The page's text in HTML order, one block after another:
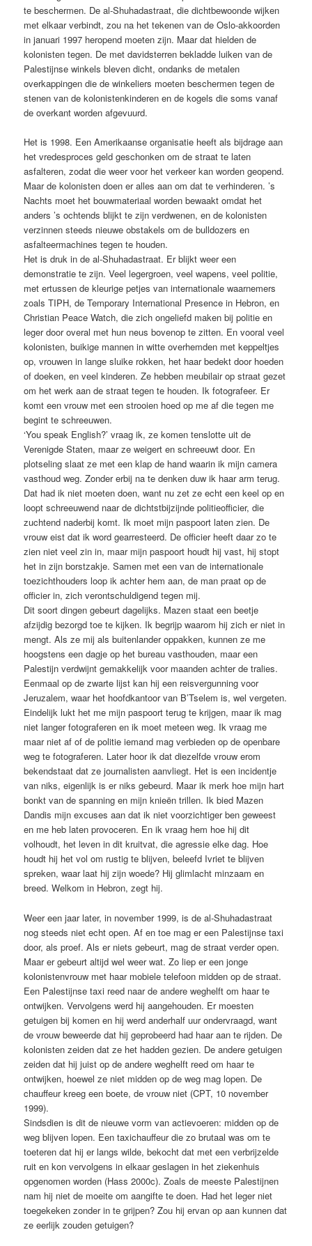
te beschermen. De al-Shuhadastraat, die dichtbewoonde wijken
met elkaar verbindt, zou na het tekenen van de Oslo-akkoorden
in januari 1997 heropend moeten zijn. Maar dat hielden de
kolonisten tegen. De met davidsterren bekladde luiken van de
Palestijnse winkels bleven dicht, ondanks de metalen
overkappingen die de winkeliers moeten beschermen tegen de
stenen van de kolonistenkinderen en de kogels die soms vanaf
de overkant worden afgevuurd.
Het is 1998. Een Amerikaanse organisatie heeft als bijdrage aan
het vredesproces geld geschonken om de straat te laten
asfalteren, zodat die weer voor het verkeer kan worden geopend.
Maar de kolonisten doen er alles aan om dat te verhinderen. ’s
Nachts moet het bouwmateriaal worden bewaakt omdat het
anders ’s ochtends blijkt te zijn verdwenen, en de kolonisten
verzinnen steeds nieuwe obstakels om de bulldozers en
asfalteermachines tegen te houden.
Het is druk in de al-Shuhadastraat. Er blijkt weer een
demonstratie te zijn. Veel legergroen, veel wapens, veel politie,
met ertussen de kleurige petjes van internationale waarnemers
zoals TIPH, de Temporary International Presence in Hebron, en
Christian Peace Watch, die zich ongeliefd maken bij politie en
leger door overal met hun neus bovenop te zitten. En vooral veel
kolonisten, buikige mannen in witte overhemden met keppeltjes
op, vrouwen in lange sluike rokken, het haar bedekt door hoeden
of doeken, en veel kinderen. Ze hebben meubilair op straat gezet
om het werk aan de straat tegen te houden. Ik fotografeer. Er
komt een vrouw met een strooien hoed op me af die tegen me
begint te schreeuwen.
‘You speak English?’ vraag ik, ze komen tenslotte uit de
Verenigde Staten, maar ze weigert en schreeuwt door. En
plotseling slaat ze met een klap de hand waarin ik mijn camera
vasthoud weg. Zonder erbij na te denken duw ik haar arm terug.
Dat had ik niet moeten doen, want nu zet ze echt een keel op en
loopt schreeuwend naar de dichtstbijzijnde politieofficier, die
zuchtend naderbij komt. Ik moet mijn paspoort laten zien. De
vrouw eist dat ik word gearresteerd. De officier heeft daar zo te
zien niet veel zin in, maar mijn paspoort houdt hij vast, hij stopt
het in zijn borstzakje. Samen met een van de internationale
toezichthouders loop ik achter hem aan, de man praat op de
officier in, zich verontschuldigend tegen mij.
Dit soort dingen gebeurt dagelijks. Mazen staat een beetje
afzijdig bezorgd toe te kijken. Ik begrijp waarom hij zich er niet in
mengt. Als ze mij als buitenlander oppakken, kunnen ze me
hoogstens een dagje op het bureau vasthouden, maar een
Palestijn verdwijnt gemakkelijk voor maanden achter de tralies.
Eenmaal op de zwarte lijst kan hij een reisvergunning voor
Jeruzalem, waar het hoofdkantoor van B’Tselem is, wel vergeten.
Eindelijk lukt het me mijn paspoort terug te krijgen, maar ik mag
niet langer fotograferen en ik moet meteen weg. Ik vraag me
maar niet af of de politie iemand mag verbieden op de openbare
weg te fotograferen. Later hoor ik dat diezelfde vrouw erom
bekendstaat dat ze journalisten aanvliegt. Het is een incidentje
van niks, eigenlijk is er niks gebeurd. Maar ik merk hoe mijn hart
bonkt van de spanning en mijn knieën trillen. Ik bied Mazen
Dandis mijn excuses aan dat ik niet voorzichtiger ben geweest
en me heb laten provoceren. En ik vraag hem hoe hij dit
volhoudt, het leven in dit kruitvat, die agressie elke dag. Hoe
houdt hij het vol om rustig te blijven, beleefd Ivriet te blijven
spreken, waar laat hij zijn woede? Hij glimlacht minzaam en
breed. Welkom in Hebron, zegt hij.
Weer een jaar later, in november 1999, is de al-Shuhadastraat
nog steeds niet echt open. Af en toe mag er een Palestijnse taxi
door, als proef. Als er niets gebeurt, mag de straat verder open.
Maar er gebeurt altijd wel weer wat. Zo liep er een jonge
kolonistenvrouw met haar mobiele telefoon midden op de straat.
Een Palestijnse taxi reed naar de andere weghelft om haar te
ontwijken. Vervolgens werd hij aangehouden. Er moesten
getuigen bij komen en hij werd anderhalf uur ondervraagd, want
de vrouw beweerde dat hij geprobeerd had haar aan te rijden. De
kolonisten zeiden dat ze het hadden gezien. De andere getuigen
zeiden dat hij juist op de andere weghelft reed om haar te
ontwijken, hoewel ze niet midden op de weg mag lopen. De
chauffeur kreeg een boete, de vrouw niet (CPT, 10 november
1999).
Sindsdien is dit de nieuwe vorm van actievoeren: midden op de
weg blijven lopen. Een taxichauffeur die zo brutaal was om te
toeteren dat hij er langs wilde, bekocht dat met een verbrijzelde
ruit en kon vervolgens in elkaar geslagen in het ziekenhuis
opgenomen worden (Hass 2000c). Zoals de meeste Palestijnen
nam hij niet de moeite om aangifte te doen. Had het leger niet
toegekeken zonder in te grijpen? Zou hij ervan op aan kunnen dat
ze eerlijk zouden getuigen?